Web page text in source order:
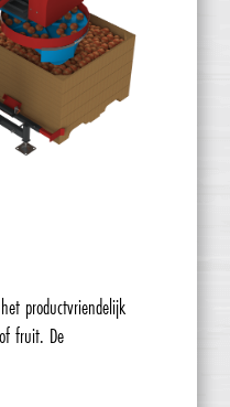
productvriendelijk
fruit. De